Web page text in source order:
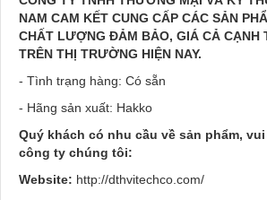
NAM CAM KẾT CUNG CẤP CÁC SẢN
CHẤT LƯỢNG ĐẢM BẢO, GIÁ CẢ CẠNH
TRÊN THỊ TRƯỜNG HIỆN NAY.
- Tình trạng hàng: Có sẵn
- Hãng sản xuất: Hakko
Quý khách có nhu cầu về sản phẩm,
công ty chúng tôi:
Website: http://dthvitechco.com/